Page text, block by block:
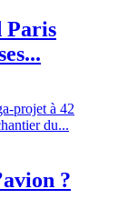
Paris
projet à 42
du...
?